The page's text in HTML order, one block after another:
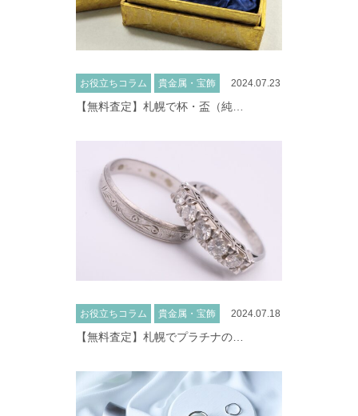
お役立ちコラム 貴金属・宝飾 2024.07.23
【無料査定】札幌で杯・盃（純…
お役立ちコラム 貴金属・宝飾 2024.07.18
【無料査定】札幌でプラチナの…